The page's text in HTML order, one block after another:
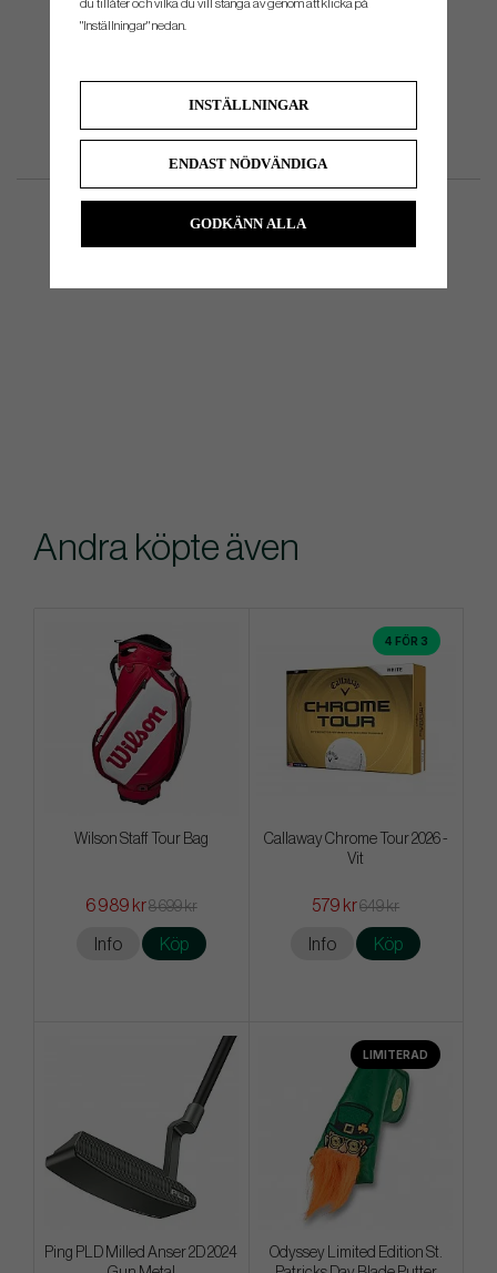
Andra köpte även
Wilson Staff Tour Bag
6 989 kr8 699 kr
Info Köp
4 FÖR 3
Callaway Chrome Tour 2026 -
Vit
579 kr649 kr
Info Köp
Ping PLD Milled Anser 2D 2024
LIMITERAD
Odyssey Limited Edition St.
du tillåter och vilka du vill stänga av genom att klicka på
"Inställningar" nedan.
INSTÄLLNINGAR
ENDAST NÖDVÄNDIGA
GODKÄNN ALLA